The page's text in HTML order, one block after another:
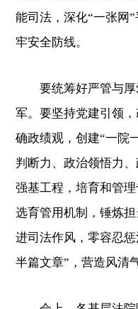
能司法，深化“一张网
牢安全防线。
要统筹好严管与厚
军。要坚持党建引领
确政绩观，创建“一院
判断力、政治领悟力
强基工程，培育和管
选育管用机制，锤炼
进司法作风，零容忍
半篇文章”，营造风清